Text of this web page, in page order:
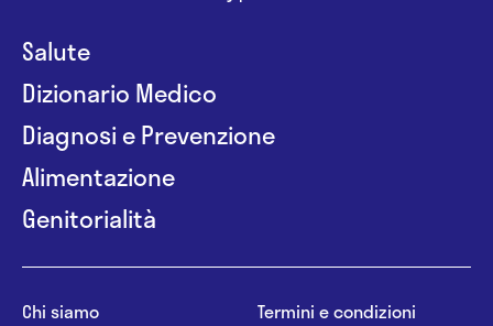
Salute
Dizionario Medico
Diagnosi e Prevenzione
Alimentazione
Genitorialità
Chi siamo
Termini e condizioni